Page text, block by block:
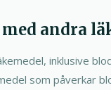
andra
inklusive
som påverkar